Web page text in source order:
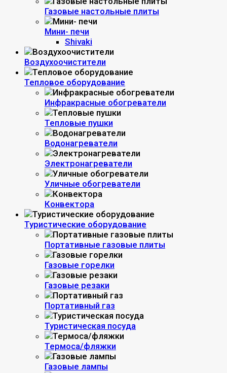
Газовые настольные плиты
Мини- печи
Shivaki
Воздухоочистители
Тепловое оборудование
Инфракрасные обогреватели
Тепловые пушки
Водонагреватели
Электронагреватели
Уличные обогреватели
Конвектора
Туристические оборудование
Портативные газовые плиты
Газовые горелки
Газовые резаки
Портативный газ
Туристическая посуда
Термоса/фляжки
Газовые лампы